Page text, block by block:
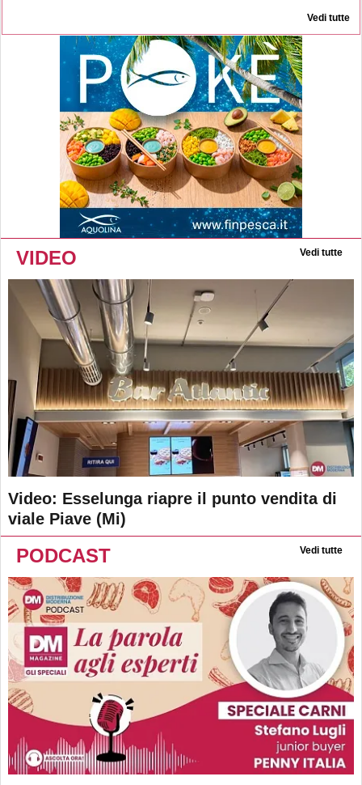
Vedi tutte
VIDEO Vedi tutte
Video: Esselunga riapre il punto vendita di
viale Piave (Mi)
PODCAST Vedi tutte